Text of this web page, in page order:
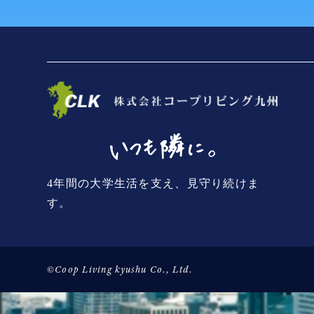
4年間の大学生活を支え、見守り続けま
す。
©Coop Living kyushu Co., Ltd.